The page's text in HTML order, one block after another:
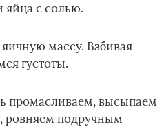
яйца с солью.
массу. Взбивая
густоты.
промасливаем, высыпаем
ровняем подручным